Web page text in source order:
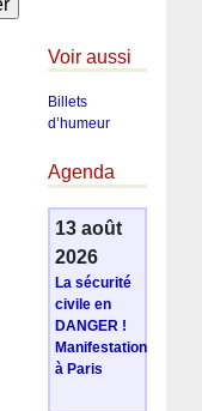
Voir aussi
Billets
d’humeur
Agenda
13 août
2026
La sécurité
civile en
DANGER !
Manifestation
à Paris